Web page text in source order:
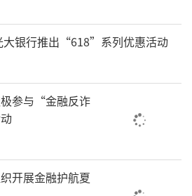
大银行推出“618”系列优惠活动
参与“金融反诈
开展金融护航夏